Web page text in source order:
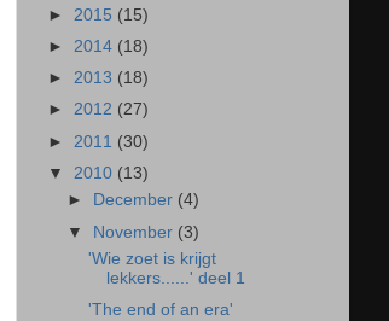
► 2015 (15)
► 2014 (18)
► 2013 (18)
► 2012 (27)
► 2011 (30)
▼ 2010 (13)
►
December (4)
▼ November (3)
'Wie zoet is krijgt
lekkers......' deel 1
'The end of an era'